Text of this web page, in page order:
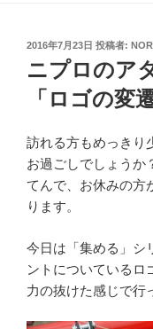
投
日:
2016年7月23日 投稿者:
ニプロのア
「ロゴの変遷
訪れる方もめっきり
お過ごしでしょう
てんで、お休みの方
ります。
今日は「集める」シ
ントについているロ
力の抜けた感じで行